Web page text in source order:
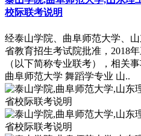
校际联考说明
经泰山学院、曲阜师范大学、
省教育招生考试院批准，2018
（以下简称专业联考），相关
曲阜师范大学 舞蹈学专业 山..